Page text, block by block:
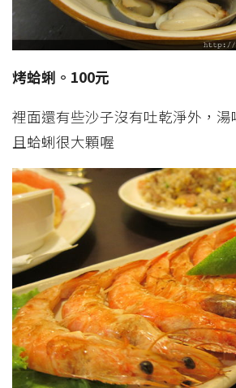
烤蛤蜊。100元
裡面還有些沙子沒有吐乾淨外，
且蛤蜊很大顆喔